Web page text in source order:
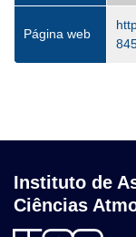
Página web
Instituto de
Ciências